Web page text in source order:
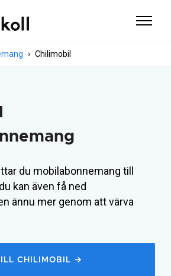
Chilimobil
du mobilabonnemang till
kan även få ned
ännu mer genom att värva
CHILIMOBIL →